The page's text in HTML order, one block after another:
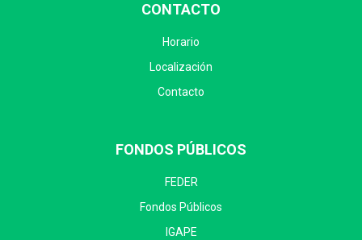
CONTACTO
Horario
Localización
Contacto
FONDOS PÚBLICOS
FEDER
Fondos Públicos
IGAPE